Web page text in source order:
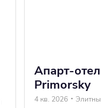
Апарт-
Primorsky
4 кв. 2026